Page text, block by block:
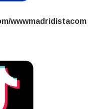
wwwmadridistacom